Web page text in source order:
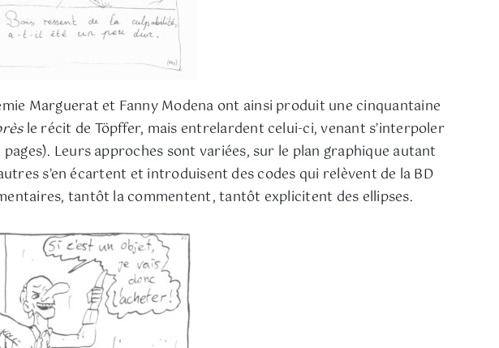
Marguerat et Fanny Modena ont ainsi produit une cinquantaine
le récit de Töpffer, mais entrelardent celui-ci, venant s’interpoler
Leurs approches sont variées, sur le plan graphique autant
s’en écartent et introduisent des codes qui relèvent de la BD
tantôt la commentent, tantôt explicitent des ellipses.